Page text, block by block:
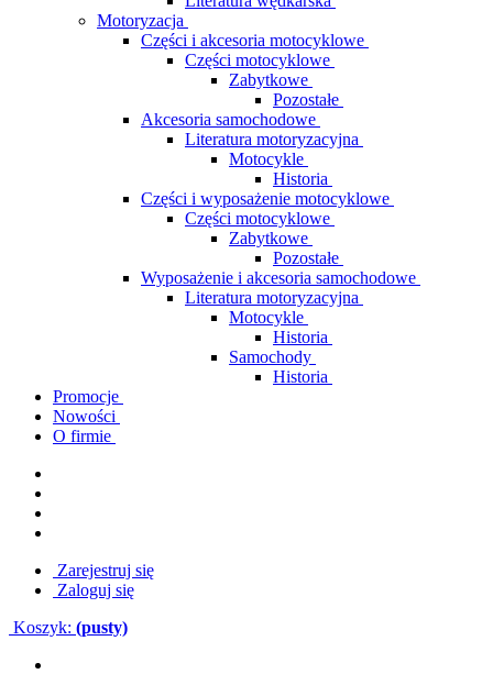
Motoryzacja
Części i akcesoria motocyklowe
Części motocyklowe
Zabytkowe
Pozostałe
Akcesoria samochodowe
Literatura motoryzacyjna
Motocykle
Historia
Części i wyposażenie motocyklowe
Części motocyklowe
Zabytkowe
Pozostałe
Wyposażenie i akcesoria samochodowe
Literatura motoryzacyjna
Motocykle
Historia
Samochody
Historia
Promocje
Nowości
O firmie
Zarejestruj się
Zaloguj się
Koszyk: (pusty)